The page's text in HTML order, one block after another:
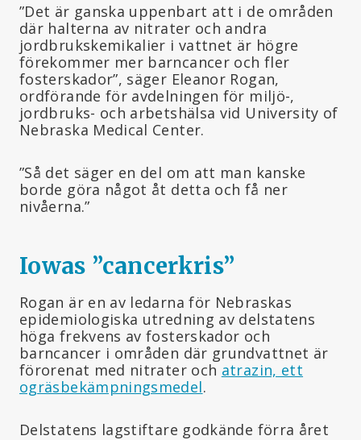
”Det är ganska uppenbart att i de områden
där halterna av nitrater och andra
jordbrukskemikalier i vattnet är högre
förekommer mer barncancer och fler
fosterskador”, säger Eleanor Rogan,
ordförande för avdelningen för miljö-,
jordbruks- och arbetshälsa vid University of
Nebraska Medical Center.
”Så det säger en del om att man kanske
borde göra något åt detta och få ner
nivåerna.”
Iowas ”cancerkris”
Rogan är en av ledarna för Nebraskas
epidemiologiska utredning av delstatens
höga frekvens av fosterskador och
barncancer i områden där grundvattnet är
förorenat med nitrater och atrazin, ett
ogräsbekämpningsmedel.
Delstatens lagstiftare godkände förra året